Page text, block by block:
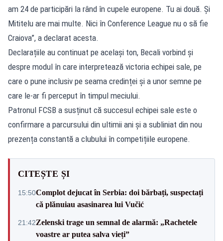
am 24 de participări la rând în cupele europene. Tu ai două. Și
Mititelu are mai multe. Nici în Conference League nu o să fie
Craiova”, a declarat acesta.
Declarațiile au continuat pe același ton, Becali vorbind și
despre modul în care interpretează victoria echipei sale, pe
care o pune inclusiv pe seama credinței și a unor semne pe
care le-ar fi perceput în timpul meciului.
Patronul FCSB a susținut că succesul echipei sale este o
confirmare a parcursului din ultimii ani și a subliniat din nou
prezența constantă a clubului în competițiile europene.
CITEȘTE ȘI
15:50Complot dejucat în Serbia: doi bărbați, suspectați
că plănuiau asasinarea lui Vučić
21:42Zelenski trage un semnal de alarmă: „Rachetele
voastre ar putea salva vieți”